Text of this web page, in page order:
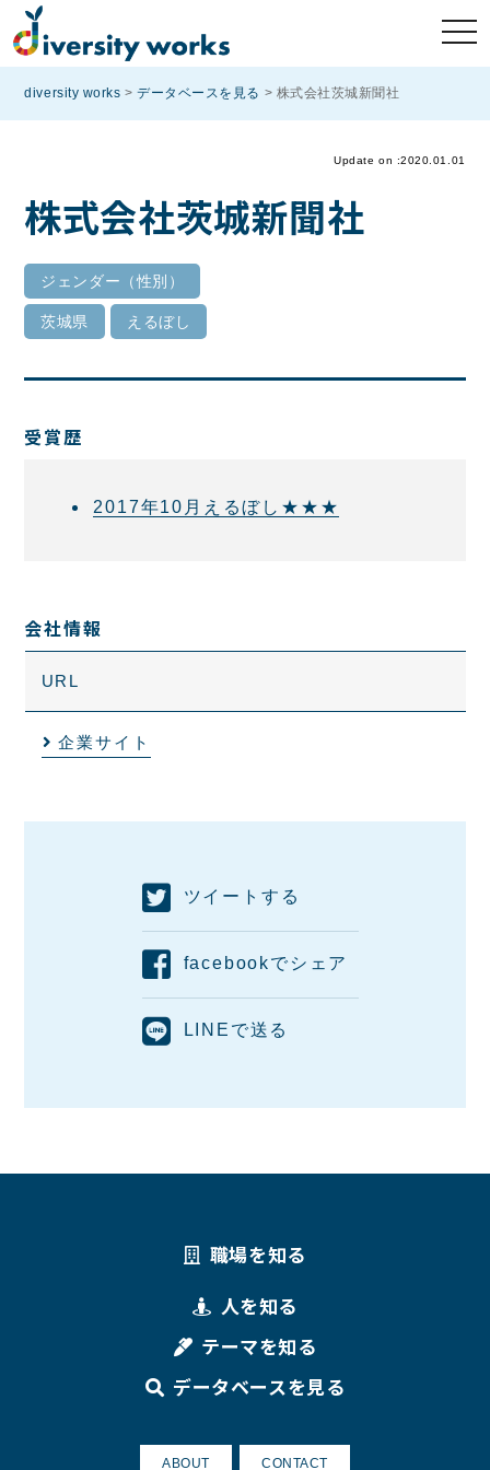
diversity works >データベースを見る > 株式会社茨城新聞社
Update on :2020.01.01
株式会社茨城新聞社
ジェンダー（性別）
茨城県 えるぼし
受賞歴
2017年10月えるぼし★★★
会社情報
URL
企業サイト
ツイートする
facebookでシェア
LINEで送る
職場を知る
人を知る
テーマを知る
データベースを見る
ABOUT CONTACT